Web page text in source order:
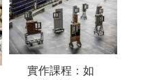
服務學習：結
實作課程：如